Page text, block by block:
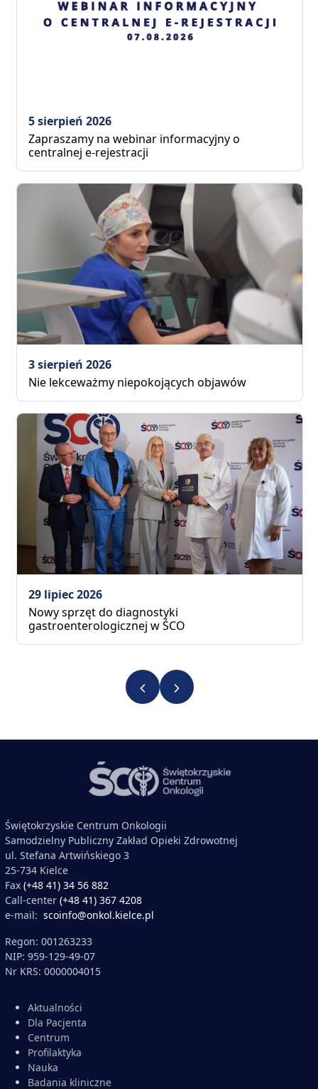
5 sierpień 2026
Zapraszamy na webinar informacyjny o
centralnej e-rejestracji
3 sierpień 2026
Nie lekceważmy niepokojących objawów
29 lipiec 2026
Nowy sprzęt do diagnostyki
gastroenterologicznej w ŚCO
Świętokrzyskie Centrum Onkologii
Samodzielny Publiczny Zakład Opieki Zdrowotnej
ul. Stefana Artwińskiego 3
25-734 Kielce
Fax (+48 41) 34 56 882
Call-center (+48 41) 367 4208
e-mail: scoinfo@onkol.kielce.pl
Regon: 001263233
NIP: 959-129-49-07
Nr KRS: 0000004015
Aktualności
Dla Pacjenta
Centrum
Profilaktyka
Nauka
Badania kliniczne